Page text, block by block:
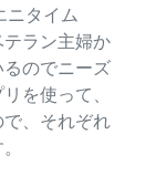
ニタイム
ラン主婦か
のでニーズ
を使って、
、それぞれ